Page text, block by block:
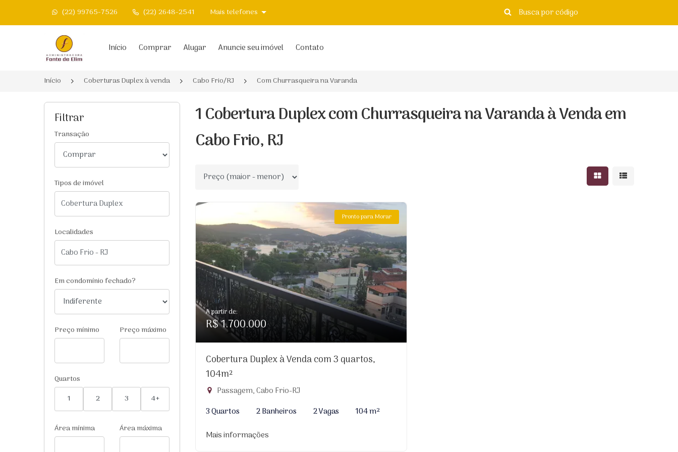
(22) 99765-7526 (22) 2648-2541 Mais telefones
Página inicial Início Comprar Alugar Anuncie seu imóvel Contato
Início Coberturas Duplex à venda Cabo Frio/RJ Com Churrasqueira na Varanda
Filtrar
Transação
Tipos de imóvel
Localidades
Em condomínio fechado?
Preço mínimo Preço máximo
Quartos
1
2 3 4+
Área mínima Área máxima
1 Cobertura Duplex com Churrasqueira na Varanda à Venda em
Cabo Frio, RJ
Ordenar por Mostrar resultados
Mostrar
Pronto para Morar
A partir de:
R$ 1.700.000
Cobertura Duplex à Venda com 3 quartos,
104m²
Passagem, Cabo Frio-RJ
3 Quartos
2 Banheiros 2 Vagas
104 m²
Mais informações